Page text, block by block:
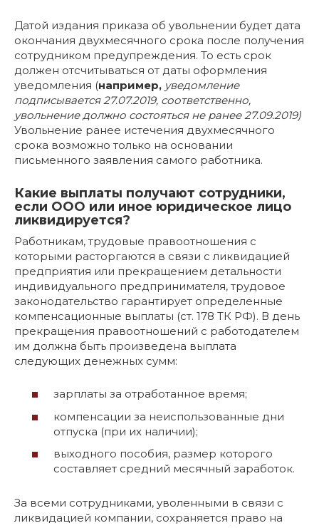
Датой издания приказа об увольнении будет дата
окончания двухмесячного срока после получения
сотрудником предупреждения. То есть срок
должен отсчитываться от даты оформления
уведомления (например, уведомление
подписывается 27.07.2019, соответственно,
увольнение должно состояться не ранее 27.09.2019)
Увольнение ранее истечения двухмесячного
срока возможно только на основании
письменного заявления самого работника.
Какие выплаты получают сотрудники,
если ООО или иное юридическое лицо
ликвидируется?
Работникам, трудовые правоотношения с
которыми расторгаются в связи с ликвидацией
предприятия или прекращением детальности
индивидуального предпринимателя, трудовое
законодательство гарантирует определенные
компенсационные выплаты (ст. 178 ТК РФ). В день
прекращения правоотношений с работодателем
им должна быть произведена выплата
следующих денежных сумм:
зарплаты за отработанное время;
компенсации за неиспользованные дни
отпуска (при их наличии);
выходного пособия, размер которого
составляет средний месячный заработок.
За всеми сотрудниками, уволенными в связи с
ликвидацией компании, сохраняется право на